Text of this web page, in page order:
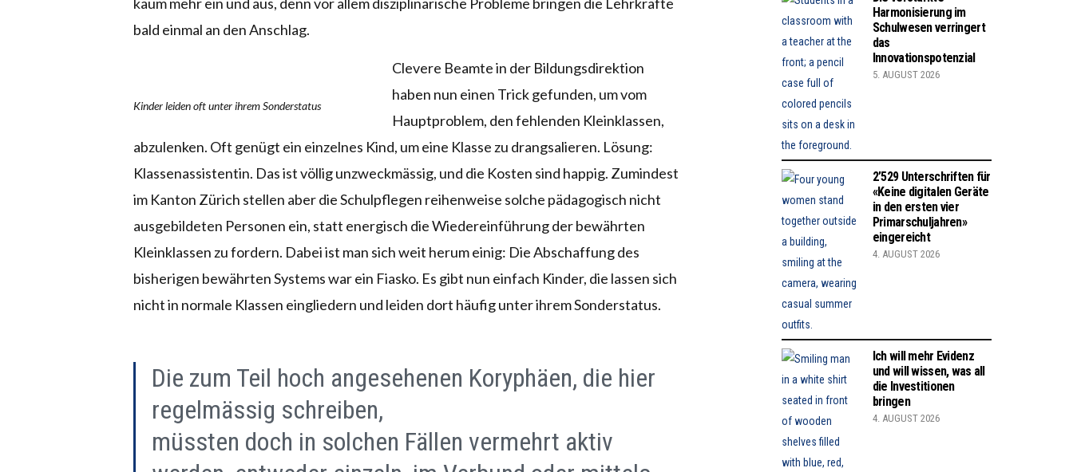
kaum mehr ein und aus, denn vor allem disziplinarische Probleme bringen die Lehrkräfte
bald einmal an den Anschlag.
Kinder leiden oft unter ihrem Sonderstatus
Clevere Beamte in der Bildungsdirektion
haben nun einen Trick gefunden, um vom
Hauptproblem, den fehlenden Kleinklassen,
abzulenken. Oft genügt ein einzelnes Kind, um eine Klasse zu drangsalieren. Lösung:
Klassenassistentin. Das ist völlig unzweckmässig, und die Kosten sind happig. Zumindest
im Kanton Zürich stellen aber die Schulpflegen reihenweise solche pädagogisch nicht
ausgebildeten Personen ein, statt energisch die Wiedereinführung der bewährten
Kleinklassen zu fordern. Dabei ist man sich weit herum einig: Die Abschaffung des
bisherigen bewährten Systems war ein Fiasko. Es gibt nun einfach Kinder, die lassen sich
nicht in normale Klassen eingliedern und leiden dort häufig unter ihrem Sonderstatus.
Die zum Teil hoch angesehenen Koryphäen, die hier
regelmässig schreiben,
müssten doch in solchen Fällen vermehrt aktiv
Harmonisierung im
Schulwesen verringert
das
Innovationspotenzial
5. AUGUST 2026
2’529 Unterschriften für
«Keine digitalen Geräte
in den ersten vier
Primarschuljahren»
eingereicht
4. AUGUST 2026
Ich will mehr Evidenz
und will wissen, was all
die Investitionen
bringen
4. AUGUST 2026